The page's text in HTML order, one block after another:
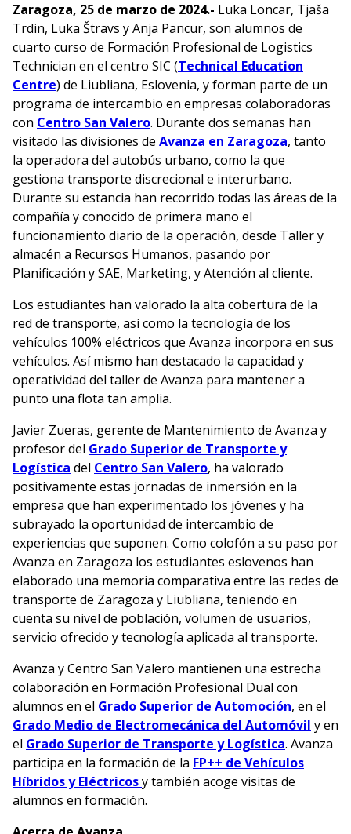
Zaragoza, 25 de marzo de 2024.- Luka Loncar, Tjaša
Trdin, Luka Štravs y Anja Pancur, son alumnos de
cuarto curso de Formación Profesional de Logistics
Technician en el centro SIC (Technical Education
Centre) de Liubliana, Eslovenia, y forman parte de un
programa de intercambio en empresas colaboradoras
con Centro San Valero. Durante dos semanas han
visitado las divisiones de Avanza en Zaragoza, tanto
la operadora del autobús urbano, como la que
gestiona transporte discrecional e interurbano.
Durante su estancia han recorrido todas las áreas de la
compañía y conocido de primera mano el
funcionamiento diario de la operación, desde Taller y
almacén a Recursos Humanos, pasando por
Planificación y SAE, Marketing, y Atención al cliente.
Los estudiantes han valorado la alta cobertura de la
red de transporte, así como la tecnología de los
vehículos 100% eléctricos que Avanza incorpora en sus
vehículos. Así mismo han destacado la capacidad y
operatividad del taller de Avanza para mantener a
punto una flota tan amplia.
Javier Zueras, gerente de Mantenimiento de Avanza y
profesor del Grado Superior de Transporte y
Logística del Centro San Valero, ha valorado
positivamente estas jornadas de inmersión en la
empresa que han experimentado los jóvenes y ha
subrayado la oportunidad de intercambio de
experiencias que suponen. Como colofón a su paso por
Avanza en Zaragoza los estudiantes eslovenos han
elaborado una memoria comparativa entre las redes de
transporte de Zaragoza y Liubliana, teniendo en
cuenta su nivel de población, volumen de usuarios,
servicio ofrecido y tecnología aplicada al transporte.
Avanza y Centro San Valero mantienen una estrecha
colaboración en Formación Profesional Dual con
alumnos en el Grado Superior de Automoción, en el
Grado Medio de Electromecánica del Automóvil y en
el Grado Superior de Transporte y Logística. Avanza
participa en la formación de la FP++ de Vehículos
Híbridos y Eléctricos(se abre en nueva ventana)
y también acoge visitas de
alumnos en formación.